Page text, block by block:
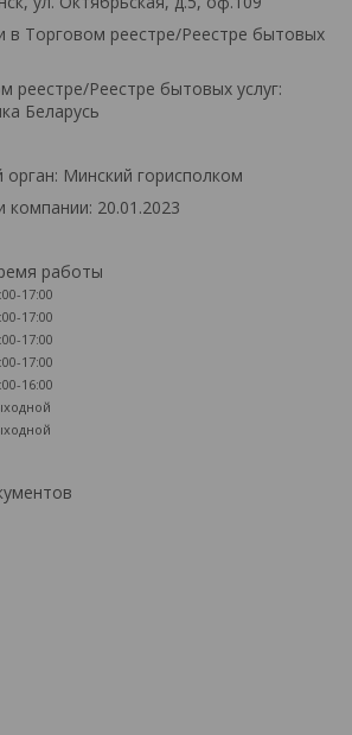
в Торговом реестре/Реестре бытовых
реестре/Реестре бытовых услуг:
Беларусь
орган: Минский горисполком
компании: 20.01.2023
работы
17:00
17:00
17:00
17:00
16:00